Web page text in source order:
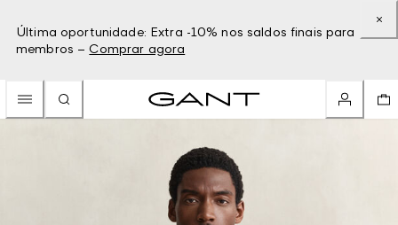
Última oportunidade: Extra -10% nos saldos finais para
membros – Comprar agora